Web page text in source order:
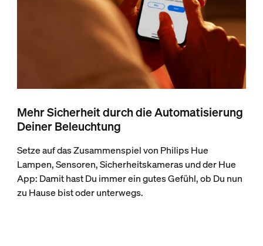
Mehr Sicherheit durch die Automatisierung
Deiner Beleuchtung
Setze auf das Zusammenspiel von Philips Hue
Lampen, Sensoren, Sicherheitskameras und der Hue
App: Damit hast Du immer ein gutes Gefühl, ob Du nun
zu Hause bist oder unterwegs.